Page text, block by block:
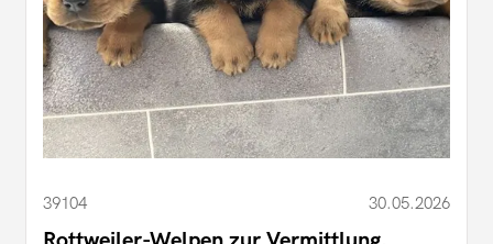
39104 30.05.2026